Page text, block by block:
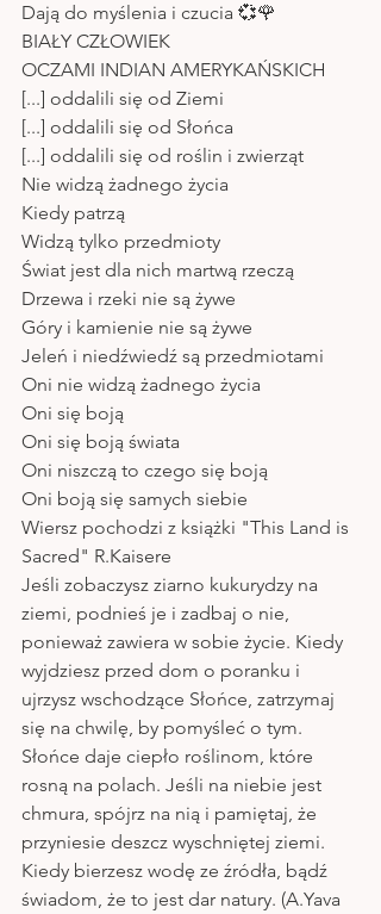
Dają do myślenia i czucia 💞🌹
BIAŁY CZŁOWIEK
OCZAMI INDIAN AMERYKAŃSKICH
[...] oddalili się od Ziemi
[...] oddalili się od Słońca
[...] oddalili się od roślin i zwierząt
Nie widzą żadnego życia
Kiedy patrzą
Widzą tylko przedmioty
Świat jest dla nich martwą rzeczą
Drzewa i rzeki nie są żywe
Góry i kamienie nie są żywe
Jeleń i niedźwiedź są przedmiotami
Oni nie widzą żadnego życia
Oni się boją
Oni się boją świata
Oni niszczą to czego się boją
Oni boją się samych siebie
Wiersz pochodzi z książki "This Land is
Sacred" R.Kaisere
Jeśli zobaczysz ziarno kukurydzy na
ziemi, podnieś je i zadbaj o nie,
ponieważ zawiera w sobie życie. Kiedy
wyjdziesz przed dom o poranku i
ujrzysz wschodzące Słońce, zatrzymaj
się na chwilę, by pomyśleć o tym.
Słońce daje ciepło roślinom, które
rosną na polach. Jeśli na niebie jest
chmura, spójrz na nią i pamiętaj, że
przyniesie deszcz wyschniętej ziemi.
Kiedy bierzesz wodę ze źródła, bądź
świadom, że to jest dar natury. (A.Yava